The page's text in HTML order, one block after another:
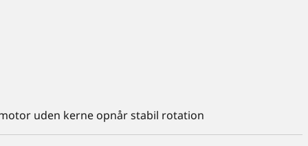
uden kerne opnår stabil rotation